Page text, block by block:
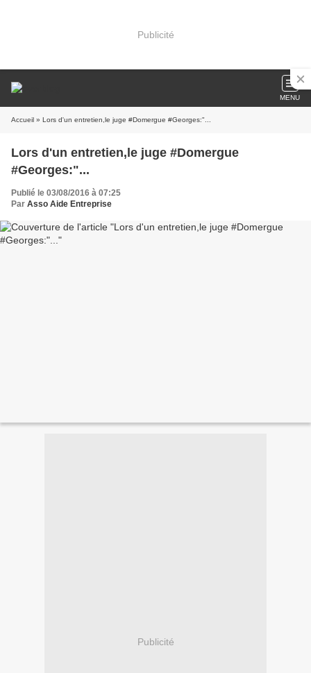
Publicité
MENU
Accueil » Lors d'un entretien,le juge #Domergue #Georges:"...
Lors d'un entretien,le juge #Domergue
#Georges:"...
Publié le 03/08/2016 à 07:25
Par Asso Aide Entreprise
Publicité